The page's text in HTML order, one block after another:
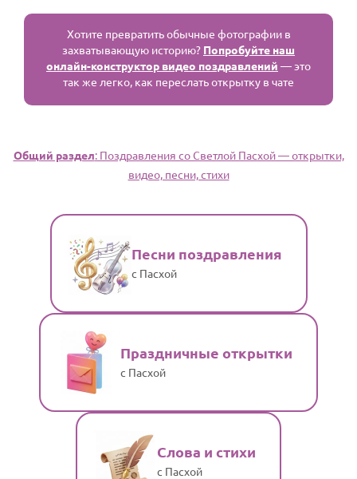
Хотите превратить обычные фотографии в
захватывающую историю? Попробуйте наш
онлайн-конструктор видео поздравлений — это
так же легко, как переслать открытку в чате
Общий раздел: Поздравления со Светлой Пасхой — открытки,
видео, песни, стихи
Песни поздравления
с Пасхой
Праздничные открытки
с Пасхой
Слова и стихи
с Пасхой